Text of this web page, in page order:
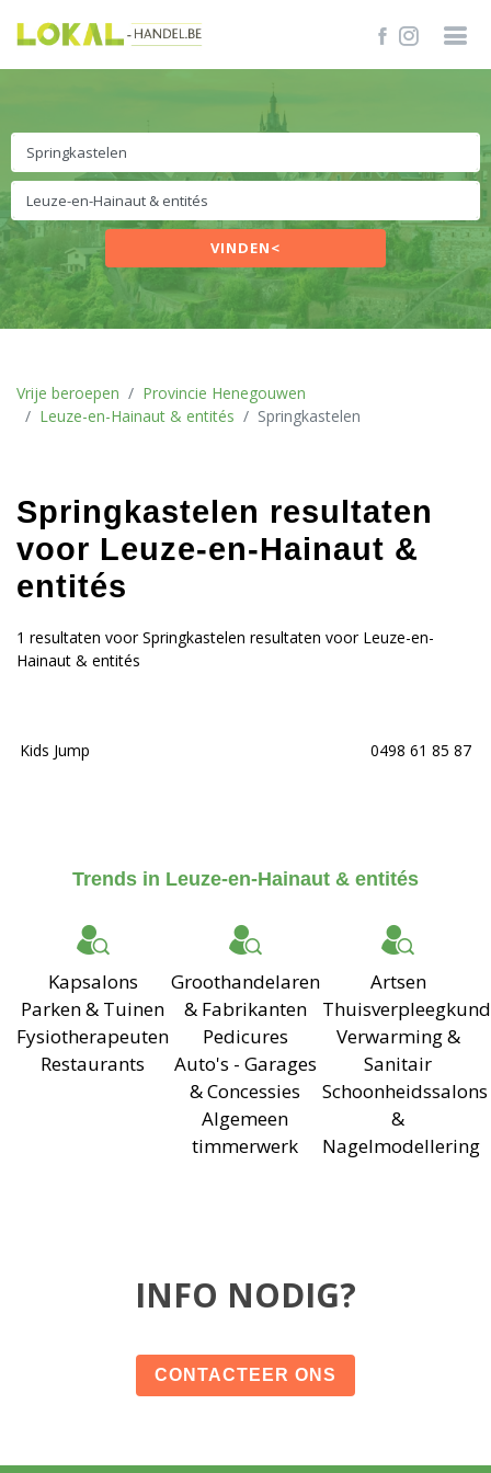
VINDEN<
Vrije beroepen
Provincie Henegouwen
Leuze-en-Hainaut & entités
Springkastelen
Springkastelen resultaten
voor Leuze-en-Hainaut &
entités
1 resultaten voor Springkastelen resultaten voor Leuze-en-
Hainaut & entités
Kids Jump 0498 61 85 87
Trends in Leuze-en-Hainaut & entités
Kapsalons
Parken & Tuinen
Fysiotherapeuten
Restaurants
Groothandelaren
& Fabrikanten
Pedicures
Auto's - Garages
& Concessies
Algemeen
timmerwerk
Artsen
Verwarming &
Sanitair
Schoonheidssalons
&
Nagelmodellering
INFO NODIG?
CONTACTEER ONS